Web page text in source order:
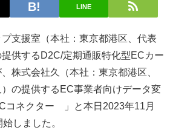
LINE
支援室（本社：東京都港区、代表
供するD2C/定期通販特化型ECカー
株式会社久（本社：東京都港区、
の提供するEC事業者向けデータ変
コネクター®」と本日2023年11月
しました。